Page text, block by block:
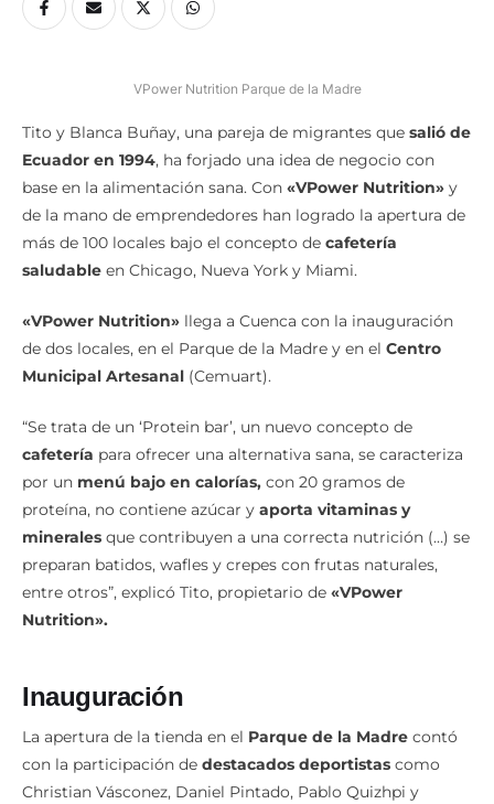
VPower Nutrition Parque de la Madre
Tito y Blanca Buñay, una pareja de migrantes que salió de
Ecuador en 1994, ha forjado una idea de negocio con
base en la alimentación sana. Con «VPower Nutrition» y
de la mano de emprendedores han logrado la apertura de
más de 100 locales bajo el concepto de cafetería
saludable en Chicago, Nueva York y Miami.
«VPower Nutrition» llega a Cuenca con la inauguración
de dos locales, en el Parque de la Madre y en el Centro
Municipal Artesanal (Cemuart).
“Se trata de un ‘Protein bar’, un nuevo concepto de
cafetería para ofrecer una alternativa sana, se caracteriza
por un menú bajo en calorías, con 20 gramos de
proteína, no contiene azúcar y aporta vitaminas y
minerales que contribuyen a una correcta nutrición (…) se
preparan batidos, wafles y crepes con frutas naturales,
entre otros”, explicó Tito, propietario de «VPower
Nutrition».
Inauguración
La apertura de la tienda en el Parque de la Madre contó
con la participación de destacados deportistas como
Christian Vásconez, Daniel Pintado, Pablo Quizhpi y